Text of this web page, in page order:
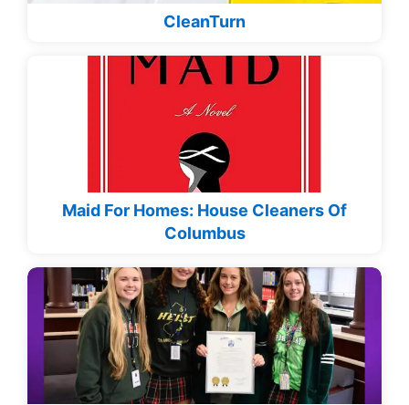
CleanTurn
Maid For Homes: House Cleaners Of
Columbus